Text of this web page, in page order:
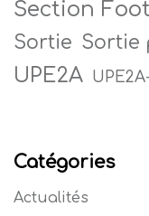
Section
Sortie Sortie
UPE2A
Catégories
Actualités